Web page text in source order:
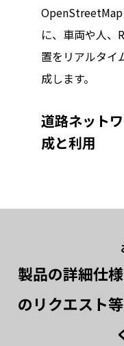
に、車両や人、
置をリアルタイ
成します。
道路ネット
成と利用
製品の詳細仕
のリクエスト